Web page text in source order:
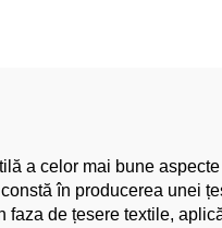
a celor mai bune
în producerea
de țesere textile,